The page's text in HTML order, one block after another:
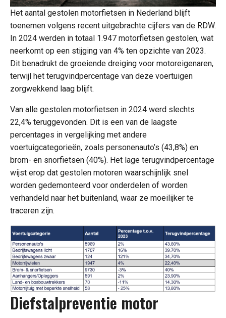
Het aantal gestolen motorfietsen in Nederland blijft
toenemen volgens recent uitgebrachte cijfers van de RDW.
In 2024 werden in totaal 1.947 motorfietsen gestolen, wat
neerkomt op een stijging van 4% ten opzichte van 2023.
Dit benadrukt de groeiende dreiging voor motoreigenaren,
terwijl het terugvindpercentage van deze voertuigen
zorgwekkend laag blijft.
Van alle gestolen motorfietsen in 2024 werd slechts
22,4% teruggevonden. Dit is een van de laagste
percentages in vergelijking met andere
voertuigcategorieën, zoals personenauto’s (43,8%) en
brom- en snorfietsen (40%). Het lage terugvindpercentage
wijst erop dat gestolen motoren waarschijnlijk snel
worden gedemonteerd voor onderdelen of worden
verhandeld naar het buitenland, waar ze moeilijker te
traceren zijn.
Diefstalpreventie motor